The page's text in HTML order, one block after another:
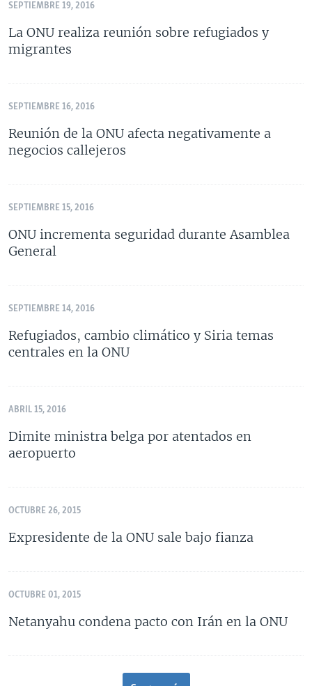
SEPTIEMBRE 19, 2016
La ONU realiza reunión sobre refugiados y
migrantes
SEPTIEMBRE 16, 2016
Reunión de la ONU afecta negativamente a
negocios callejeros
SEPTIEMBRE 15, 2016
ONU incrementa seguridad durante Asamblea
General
SEPTIEMBRE 14, 2016
Refugiados, cambio climático y Siria temas
centrales en la ONU
ABRIL 15, 2016
Dimite ministra belga por atentados en
aeropuerto
OCTUBRE 26, 2015
Expresidente de la ONU sale bajo fianza
OCTUBRE 01, 2015
Netanyahu condena pacto con Irán en la ONU